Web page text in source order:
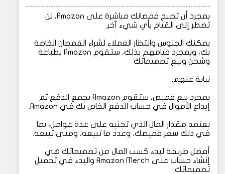
بمجرد أن تصبح قمصانك مباشرة على Amazon، لن
تضطر إلى القيام بأي شيء آخر.
يمكنك الجلوس وانتظار العملاء لشراء القمصان الخاصة
بك، وبمجرد قيامهم بذلك، ستقوم Amazon بطباعة
وشحن وبيع تصميماتك
نيابة عنهم.
بمجرد بيع قميص، ستقوم Amazon بجمع الدفع ثم
إيداع الأموال في حساب الدفع الخاص بك في Amazon.
يعتمد مقدار المال الذي تجنيه على عدة عوامل، بما
في ذلك سعر قميصك، وعدد ما تبيعه، ومتى تبيعه.
أفضل طريقة لبدء كسب المال من تصميماتك هي
إنشاء حساب على Amazon Merch والبدء في تحميل
تصميماتك.